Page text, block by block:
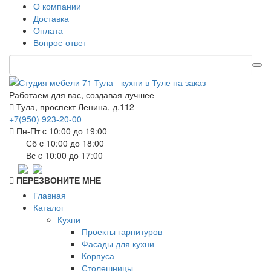
О компании
Доставка
Оплата
Вопрос-ответ
Работаем для вас, создавая лучшее
Тула, проспект Ленина, д.112
+7(950) 923-20-00
Пн-Пт c 10:00 до 19:00
Сб c 10:00 до 18:00
Вс c 10:00 до 17:00
ПЕРЕЗВОНИТЕ МНЕ
Главная
Каталог
Кухни
Проекты гарнитуров
Фасады для кухни
Корпуса
Столешницы